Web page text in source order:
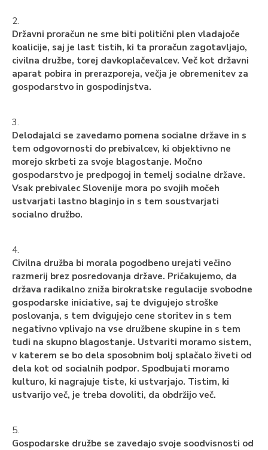
2.
Državni proračun ne sme biti politični plen vladajoče
koalicije, saj je last tistih, ki ta proračun zagotavljajo,
civilna družbe, torej davkoplačevalcev. Več kot državni
aparat pobira in prerazporeja, večja je obremenitev za
gospodarstvo in gospodinjstva.
3.
Delodajalci se zavedamo pomena socialne države in s
tem odgovornosti do prebivalcev, ki objektivno ne
morejo skrbeti za svoje blagostanje. Močno
gospodarstvo je predpogoj in temelj socialne države.
Vsak prebivalec Slovenije mora po svojih močeh
ustvarjati lastno blaginjo in s tem soustvarjati
socialno družbo.
4.
Civilna družba bi morala pogodbeno urejati večino
razmerij brez posredovanja države. Pričakujemo, da
država radikalno zniža birokratske regulacije svobodne
gospodarske iniciative, saj te dvigujejo stroške
poslovanja, s tem dvigujejo cene storitev in s tem
negativno vplivajo na vse družbene skupine in s tem
tudi na skupno blagostanje. Ustvariti moramo sistem,
v katerem se bo dela sposobnim bolj splačalo živeti od
dela kot od socialnih podpor. Spodbujati moramo
kulturo, ki nagrajuje tiste, ki ustvarjajo. Tistim, ki
ustvarijo več, je treba dovoliti, da obdržijo več.
5.
Gospodarske družbe se zavedajo svoje soodvisnosti od